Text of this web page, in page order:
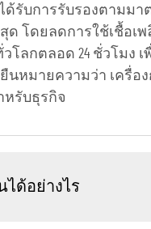
บรองตามมาตรฐาน
ด โดยลดการใช้เชื้อ
กตลอด 24 ชั่วโมง เ
หมายความว่า เครื่อ
หรับธุรกิจ
ได้อย่างไร